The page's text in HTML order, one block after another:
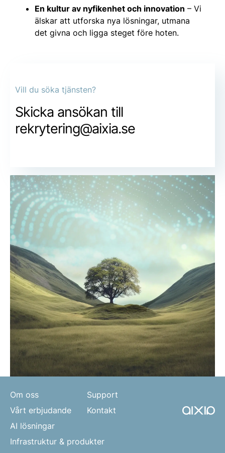
En kultur av nyfikenhet och innovation – Vi
älskar att utforska nya lösningar, utmana
det givna och ligga steget före hoten.
Vill du söka tjänsten?
Skicka ansökan till
rekrytering@aixia.se
Om oss
Vårt erbjudande
AI lösningar
Infrastruktur & produkter
Support
Kontakt